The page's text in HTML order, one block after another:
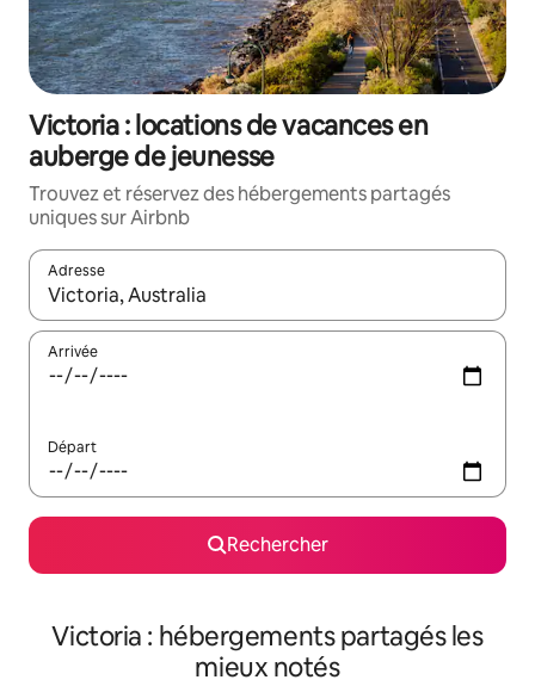
Victoria : locations de vacances en
auberge de jeunesse
Trouvez et réservez des hébergements partagés
uniques sur Airbnb
Adresse
Lorsque les résultats s'affichent, utilisez les flèches vers le
Arrivée
Départ
Rechercher
Victoria : hébergements partagés les
mieux notés